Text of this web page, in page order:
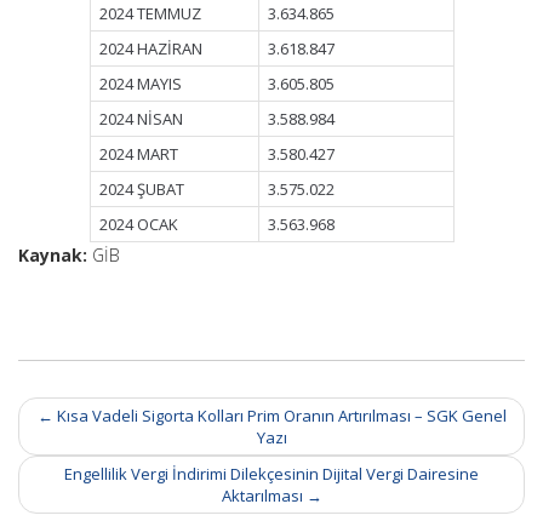
2024 TEMMUZ
3.634.865
2024 HAZİRAN
3.618.847
2024 MAYIS
3.605.805
2024 NİSAN
3.588.984
2024 MART
3.580.427
2024 ŞUBAT
3.575.022
2024 OCAK
3.563.968
Kaynak: GİB
Post
navigation
← Kısa Vadeli Sigorta Kolları Prim Oranın Artırılması – SGK Genel
Yazı
Engellilik Vergi İndirimi Dilekçesinin Dijital Vergi Dairesine
Aktarılması →